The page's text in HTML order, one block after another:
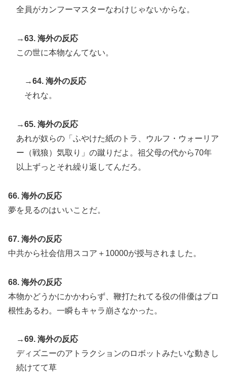
全員がカンフーマスターなわけじゃないからな。
→63. 海外の反応
この世に本物なんてない。
→64. 海外の反応
それな。
→65. 海外の反応
あれが奴らの「ふやけた紙のトラ、ウルフ・ウォーリア
ー（戦狼）気取り」の蹴りだよ。祖父母の代から70年
以上ずっとそれ繰り返してんだろ。
66. 海外の反応
夢を見るのはいいことだ。
67. 海外の反応
中共から社会信用スコア＋10000が授与されました。
68. 海外の反応
本物かどうかにかかわらず、鞭打たれてる役の俳優はプロ
根性あるわ。一瞬もキャラ崩さなかった。
→69. 海外の反応
ディズニーのアトラクションのロボットみたいな動きし
続けてて草